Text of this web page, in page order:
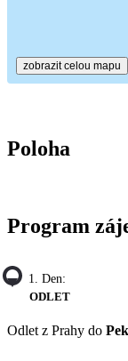
zobrazit celou mapu
Poloha
Program
1. Den:
ODLET
Odlet z Prahy do